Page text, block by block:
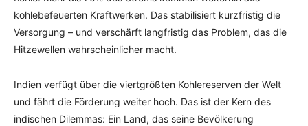
kohlebefeuerten Kraftwerken. Das stabilisiert kurzfristig die
Versorgung – und verschärft langfristig das Problem, das die
Hitzewellen wahrscheinlicher macht.
Indien verfügt über die viertgrößten Kohlereserven der Welt
und fährt die Förderung weiter hoch. Das ist der Kern des
indischen Dilemmas: Ein Land, das seine Bevölkerung